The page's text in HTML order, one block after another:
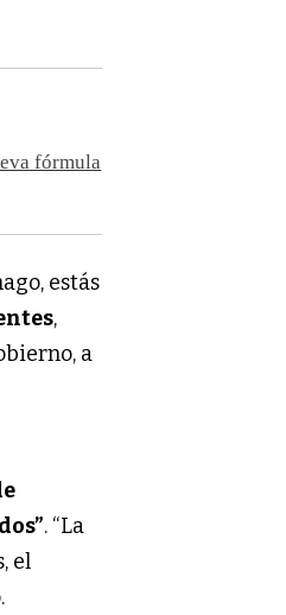
fórmula
estás
,
a
. “La
el